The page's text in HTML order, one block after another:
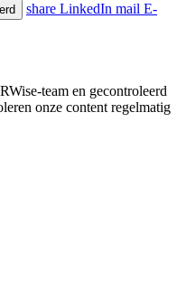
share LinkedIn mail E-
team en gecontroleerd
onze content regelmatig